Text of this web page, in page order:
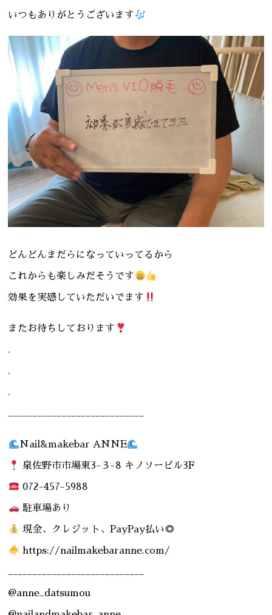
いつもありがとうございます
どんどんまだらになっていってるから
これからも楽しみだそうです
効果を実感していただいでます
またお待ちしております
.
.
.
____________________________
Nail&makebar ANNE
泉佐野市市場東3-３-8 キノソービル3F
072-457-5988
駐車場あり
現金、クレジット、PayPay払い◎
https://nailmakebaranne.com/
____________________________
@anne_datsumou